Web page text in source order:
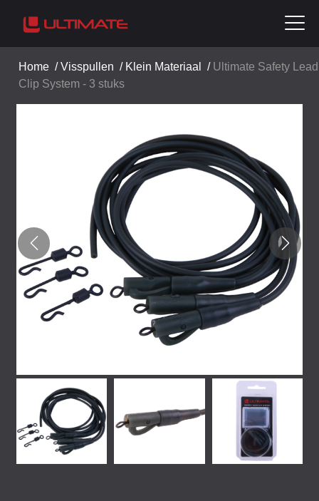
Home /Visspullen / Klein Materiaal / Ultimate Safety Lead
Clip System - 3 stuks